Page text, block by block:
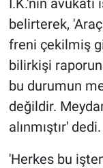
belirterek, 'Araç
freni çekilmiş
bilirkişi
bu durumun
değildir.
alınmıştır' dedi.
'Herkes bu